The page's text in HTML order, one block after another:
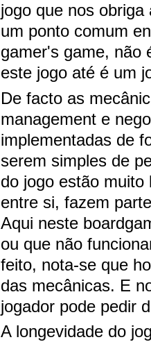
jogo que nos
um ponto comum
gamer's game, não
este jogo até é um
De facto as
management e
implementadas de
serem simples de
do jogo estão
entre si, fazem
Aqui neste
ou que não
feito, nota-se que
das mecânicas. E
jogador pode pedir
A longevidade do